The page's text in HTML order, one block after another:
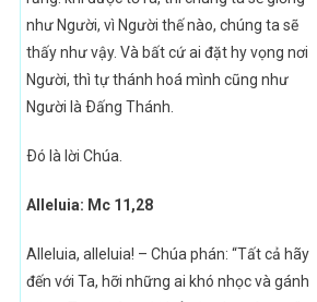
như Người, vì Người thế nào, chúng ta sẽ
thấy như vậy. Và bất cứ ai đặt hy vọng nơi
Người, thì tự thánh hoá mình cũng như
Người là Ðấng Thánh.
Ðó là lời Chúa.
Alleluia: Mc 11,28
Alleluia, alleluia! – Chúa phán: “Tất cả hãy
đến với Ta, hỡi những ai khó nhọc và gánh